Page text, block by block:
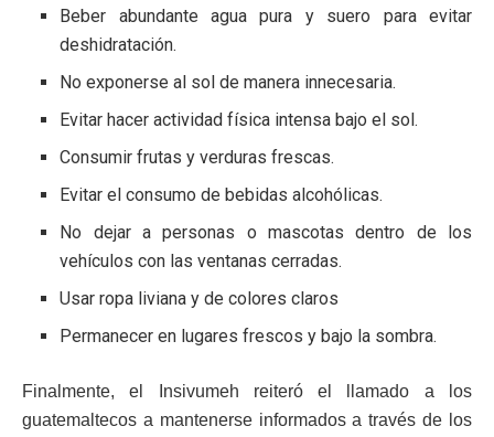
Beber abundante agua pura y suero para evitar
deshidratación.
No exponerse al sol de manera innecesaria.
Evitar hacer actividad física intensa bajo el sol.
Consumir frutas y verduras frescas.
Evitar el consumo de bebidas alcohólicas.
No dejar a personas o mascotas dentro de los
vehículos con las ventanas cerradas.
Usar ropa liviana y de colores claros
Permanecer en lugares frescos y bajo la sombra.
Finalmente, el Insivumeh reiteró el llamado a los
guatemaltecos a mantenerse informados a través de los